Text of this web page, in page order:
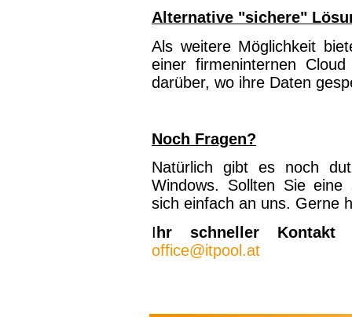
Alternative "sichere"
Als weitere Möglichkeit
einer firmeninternen
darüber, wo ihre Daten
Noch Fragen?
Natürlich gibt es noch
Windows. Sollten Sie eine
sich einfach an uns. Gerne
I hr schneller Kontakt
office@itpool.at